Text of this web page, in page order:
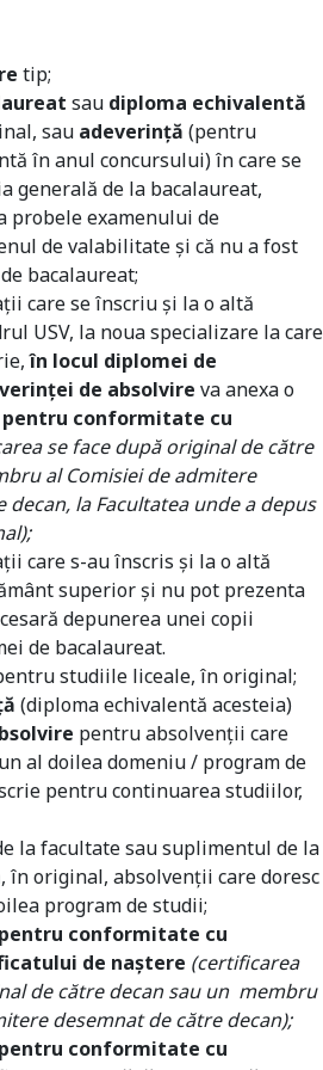
tip;
sau diploma echivalentă
sau adeverinţă (pentru
în anul concursului) în care se
generală de la bacalaureat,
probele examenului de
de valabilitate şi că nu a fost
bacalaureat;
care se înscriu şi la o altă
USV, la noua specializare la care
în locul diplomei de
de absolvire va anexa o
conformitate cu
se face după original de către
al Comisiei de admitere
decan, la Facultatea unde a depus
care s-au înscris și la o altă
superior și nu pot prezenta
depunerea unei copii
de bacalaureat.
studiile liceale, în original;
(diploma echivalentă acesteia)
pentru absolvenţii care
al doilea domeniu / program de
pentru continuarea studiilor,
la facultate sau suplimentul de la
în original, absolvenţii care doresc
program de studii;
conformitate cu
de naştere (certificarea
de către decan sau un membru
desemnat de către decan);
conformitate cu